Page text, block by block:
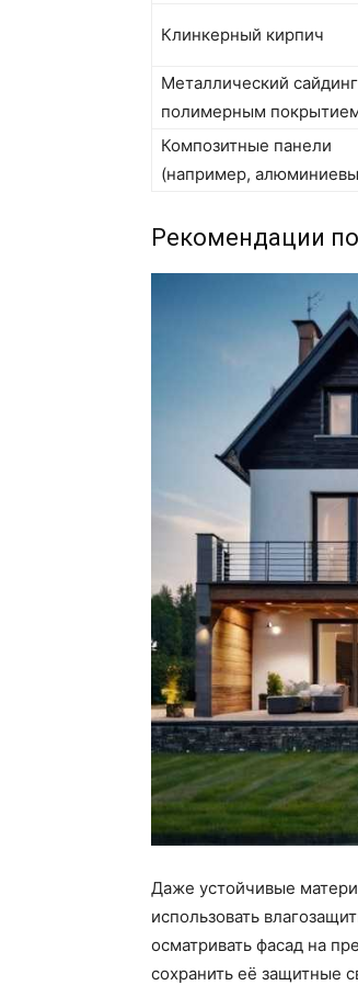
Клинкерный кирпич
Металлический
полимерным
Композитные панели
(например,
Рекомендации
Даже устойчивые
использовать
осматривать фасад на
сохранить её защитные